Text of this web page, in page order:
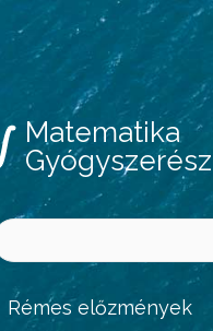
Matematika
Rémes előzmények